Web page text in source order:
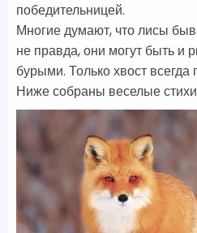
победительницей.
Многие думают, что лисы
не правда, они могут быть и
бурыми. Только хвост
Ниже собраны веселые